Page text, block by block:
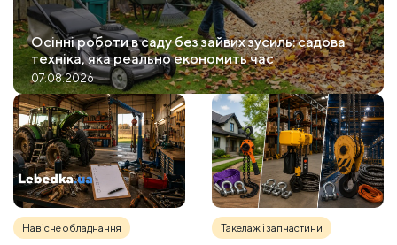
Осінні роботи в саду без зайвих зусиль: садова
техніка, яка реально економить час
07.08.2026
Навісне обладнання Такелаж і запчастини